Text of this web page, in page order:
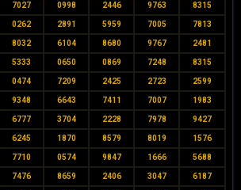
7027 0998 2446 9763 8315
0262 2891 5959 7005 7813
8032 6104 8680 9767 2481
5333 0650 0869 7248 8315
0474 7209 2425 2723 2599
9348 6643 7411 7007 1983
6777 3704 2228 7978 9427
6245 1870 8579 8019 1576
7710 0574 9847 1666 5688
7476 8659 2406 3047 6187